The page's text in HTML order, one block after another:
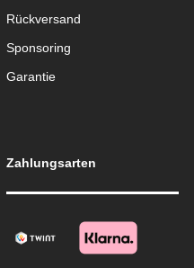
Rückversand
Sponsoring
Garantie
Zahlungsarten